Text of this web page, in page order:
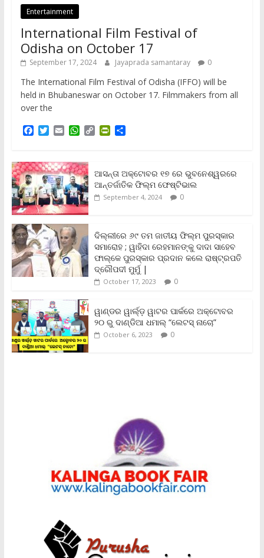
Entertainment
International Film Festival of
Odisha on October 17
September 17, 2024 Jayaprada samantaray 0
The International Film Festival of Odisha (IFFO) will be
held in Bhubaneswar on October 17. Filmmakers from all
over the
F
e
b
o
o
k
T
t
t
e
r
E
i
l
W
t
s
A
p
p
C
L
i
n
k
P
t
F
r
i
d
l
y
S
e
ଆସନ୍ତା ଅକ୍ଟୋବର ୧୭ ରେ ଭୁବନେଶ୍ୱରରେ
ଆନ୍ତର୍ଜାତିକ ଫିଲ୍ମ ଫେଷ୍ଟିଭାଲ
September 4, 2024 0
ଦିଲ୍ଲୀରେ ୬୯ ତମ ଜାତୀୟ ଫିଲ୍ମ ପୁରସ୍କାର
ସମାରୋହ ; ୱାହିଦା ରେହମାନଙ୍କୁ ଦାଦା ସାହେବ
ଫାଲ୍‌କେ ପୁରସ୍କାର ପ୍ରଦାନ କଲେ ରାଷ୍ଟ୍ରପତି
ଦ୍ରୌପଦୀ ମୁର୍ମୁ |
October 17, 2023 0
ୱାଣ୍ଡର ୱାର୍ଲ୍‌ଡ଼ ୱାଟର ପାର୍କରେ ଅକ୍ଟୋବର
୨୦ ରୁ ଦାଣ୍ଡିଆ ଧମାଲ୍ “ଲେଟସ୍ ନାଚୋ”
October 6, 2023 0